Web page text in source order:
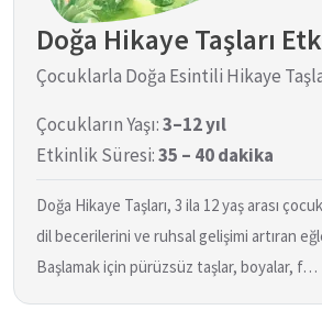
Doğa Hikaye Taşları
Çocuklarla Doğa Esintili Hikaye
Çocukların Yaşı:3–12 yıl
Etkinlik Süresi:35 – 40 dakika
Doğa Hikaye Taşları, 3 ila 12 yaş arası
dil becerilerini ve ruhsal gelişimi artıran
Başlamak için pürüzsüz taşlar, boyalar, f…